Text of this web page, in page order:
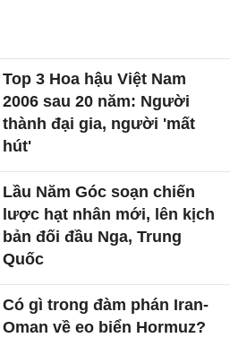
Top 3 Hoa hậu Việt Nam
2006 sau 20 năm: Người
thành đại gia, người 'mất
hút'
Lầu Năm Góc soạn chiến
lược hạt nhân mới, lên kịch
bản đối đầu Nga, Trung
Quốc
Có gì trong đàm phán Iran-
Oman về eo biển Hormuz?